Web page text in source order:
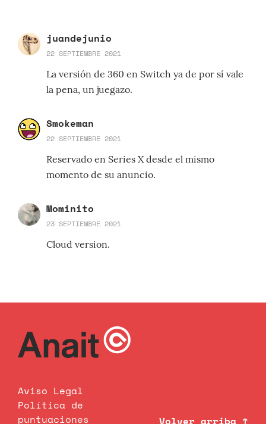
juandejunio
22 SEPTIEMBRE 2021
La versión de 360 en Switch ya de por sí vale
la pena, un juegazo.
Smokeman
22 SEPTIEMBRE 2021
Reservado en Series X desde el mismo
momento de su anuncio.
Mominito
23 SEPTIEMBRE 2021
Cloud version.
Aviso Legal
Política de
puntuaciones